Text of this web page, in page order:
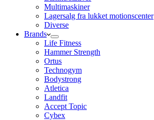
Multimaskiner
Lagersalg fra lukket motionscenter
Diverse
Brands
Life Fitness
Hammer Strength
Ortus
Technogym
Bodystrong
Atletica
Landfit
Accept Topic
Cybex